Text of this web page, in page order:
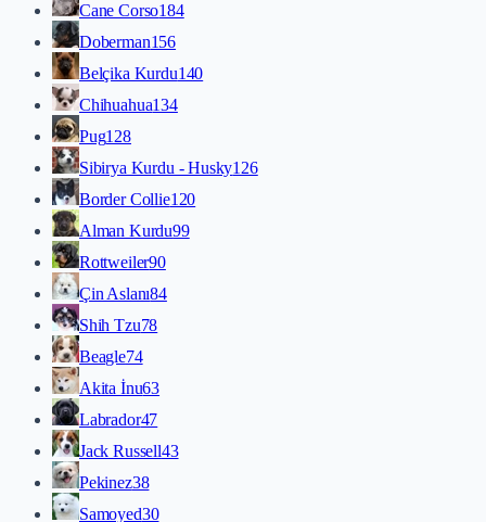
Cane Corso184
Doberman156
Belçika Kurdu140
Chihuahua134
Pug128
Sibirya Kurdu - Husky126
Border Collie120
Alman Kurdu99
Rottweiler90
Çin Aslanı84
Shih Tzu78
Beagle74
Akita İnu63
Labrador47
Jack Russell43
Pekinez38
Samoyed30